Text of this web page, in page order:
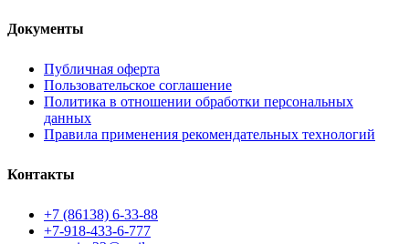
Документы
Публичная оферта
Пользовательское соглашение
Политика в отношении обработки персональных
данных
Правила применения рекомендательных технологий
Контакты
+7 (86138) 6-33-88
+7-918-433-6-777